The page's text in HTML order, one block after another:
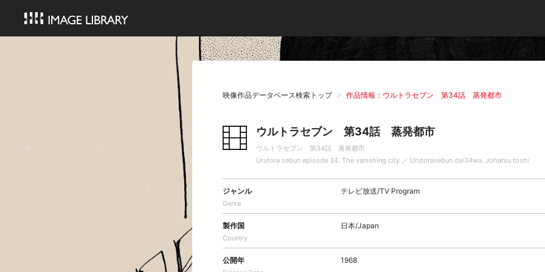
映像作品データベース検索トップ 作品情報：ウルトラセブン 第34話 蒸発都市
ウルトラセブン 第34話 蒸発都市
ウルトラセブン 第34話 蒸発都市
Urutora sebun episode 34. The vanishing city ／ Urutorasebun dai34wa. Johatsu toshi
ジャンル
Genre
テレビ放送/TV Program
製作国
Country
日本/Japan
公開年 1968